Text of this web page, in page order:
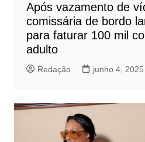
Após vazamento de
comissária de bordo
para faturar 100 mil
adulto
Redação junho 4, 2025